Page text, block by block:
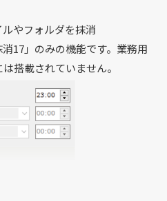
やフォルダを抹消
17」のみの機能です。業務用
搭載されていません。